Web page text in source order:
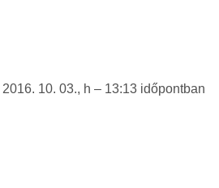
2016. 10. 03., h – 13:13 időpontban